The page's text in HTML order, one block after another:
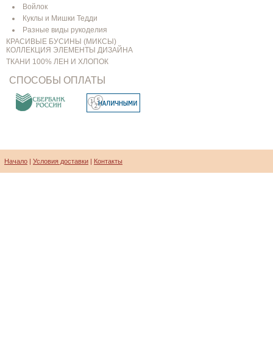
Войлок
Куклы и Мишки Тедди
Разные виды рукоделия
КРАСИВЫЕ БУСИНЫ (МИКСЫ)
КОЛЛЕКЦИЯ ЭЛЕМЕНТЫ ДИЗАЙНА
ТКАНИ 100% ЛЕН И ХЛОПОК
СПОСОБЫ ОПЛАТЫ
Начало | Условия доставки | Контакты